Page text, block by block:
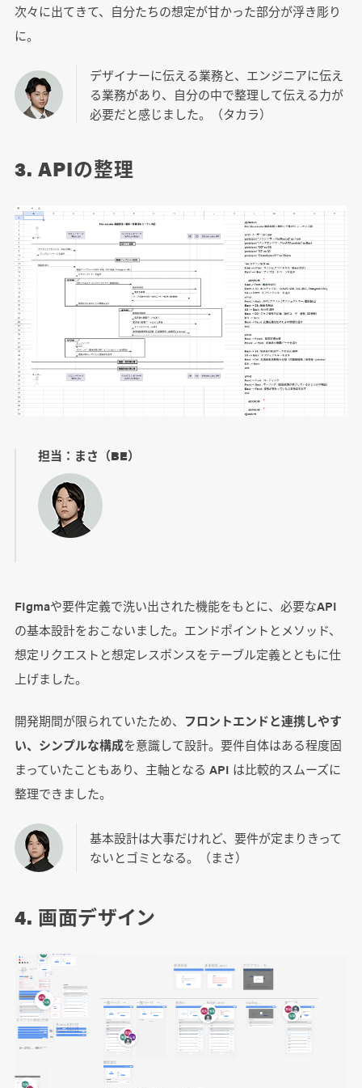
次々に出てきて、自分たちの想定が甘かった部分が浮き彫り
に。
デザイナーに伝える業務と、エンジニアに伝え
る業務があり、自分の中で整理して伝える力が
必要だと感じました。（タカラ）
3. APIの整理
担当：まさ（BE）
FIgmaや要件定義で洗い出された機能をもとに、必要なAPI
の基本設計をおこないました。エンドポイントとメソッド、
想定リクエストと想定レスポンスをテーブル定義とともに仕
上げました。
開発期間が限られていたため、 フロントエンドと連携しやす
い、シンプルな構成を意識して設計。要件自体はある程度固
まっていたこともあり、主軸となる API は比較的スムーズに
整理できました。
基本設計は大事だけれど、要件が定まりきって
ないとゴミとなる。（まさ）
4. 画面デザイン